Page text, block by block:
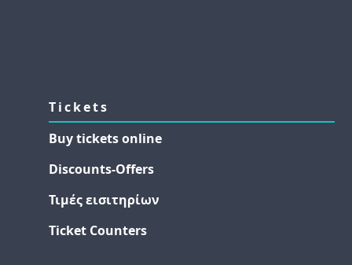
Tickets
Buy tickets online
Discounts-Offers
Τιμές εισιτηρίων
Ticket Counters